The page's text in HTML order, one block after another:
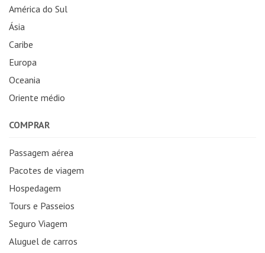
América do Sul
Ásia
Caribe
Europa
Oceania
Oriente médio
COMPRAR
Passagem aérea
Pacotes de viagem
Hospedagem
Tours e Passeios
Seguro Viagem
Aluguel de carros